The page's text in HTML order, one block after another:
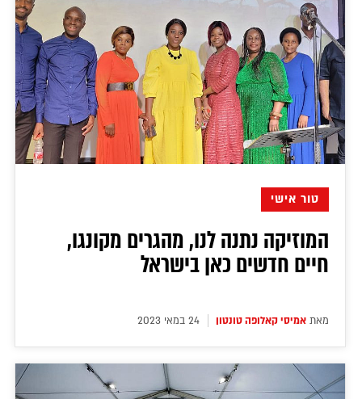
טור אישי
המוזיקה נתנה לנו, מהגרים מקונגו,
חיים חדשים כאן בישראל
מאת אמיסי קאלופה טונטון 24 במאי 2023